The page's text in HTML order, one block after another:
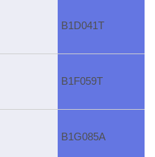
B1D041T
B1F059T
B1G085A